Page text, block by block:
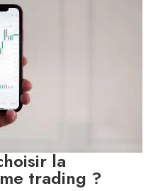
la
trading ?